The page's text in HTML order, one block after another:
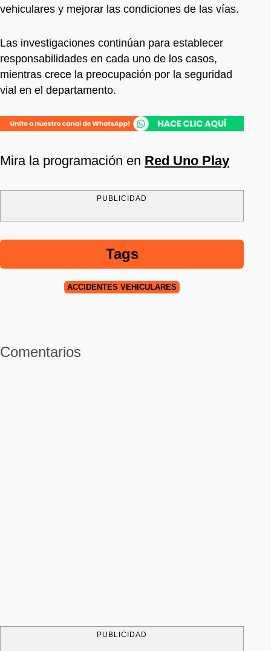
vehiculares y mejorar las condiciones de las vías.
Las investigaciones continúan para establecer
responsabilidades en cada uno de los casos,
mientras crece la preocupación por la seguridad
vial en el departamento.
Mira la programación en Red Uno Play
PUBLICIDAD
Tags
ACCIDENTES VEHICULARES
Comentarios
PUBLICIDAD